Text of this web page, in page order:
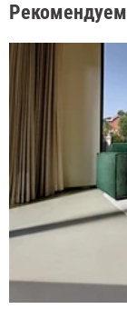
Рекомендуем